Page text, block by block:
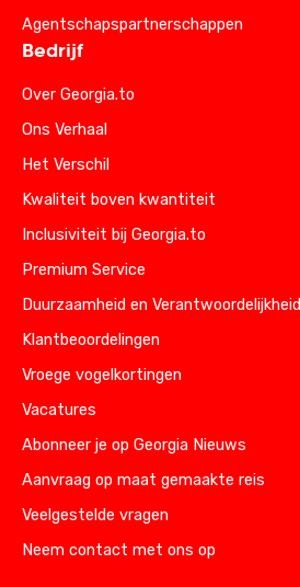
Agentschapspartnerschappen
Bedrijf
Over Georgia.to
Ons Verhaal
Het Verschil
Kwaliteit boven kwantiteit
Inclusiviteit bij Georgia.to
Premium Service
Duurzaamheid en Verantwoordelijkheid
Klantbeoordelingen
Vroege vogelkortingen
Vacatures
Abonneer je op Georgia Nieuws
Aanvraag op maat gemaakte reis
Veelgestelde vragen
Neem contact met ons op